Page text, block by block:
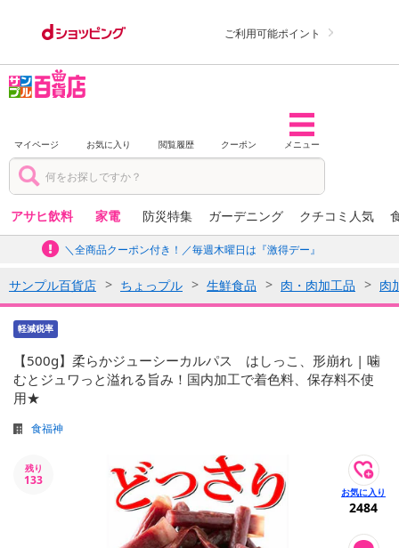
ご利用可能ポイント
マイページ お気に入り 閲覧履歴 クーポン メニュー
アサヒ飲料 家電 防災特集 ガーデニング クチコミ人気
＼全商品クーポン付き！／毎週木曜日は『激得デー』
サンプル百貨店 ちょっプル 生鮮食品 肉・肉加工品 肉
軽減税率
【500g】柔らかジューシーカルパス はしっこ、形崩れ | 噛
むとジュワっと溢れる旨み！国内加工で着色料、保存料不使
用★
食福神
残り
133
2484